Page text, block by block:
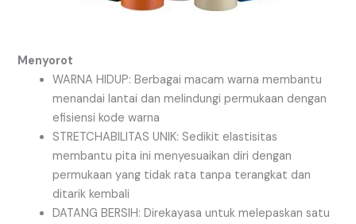
Menyorot
WARNA HIDUP: Berbagai macam warna membantu
menandai lantai dan melindungi permukaan dengan
efisiensi kode warna
STRETCHABILITAS UNIK: Sedikit elastisitas
membantu pita ini menyesuaikan diri dengan
permukaan yang tidak rata tanpa terangkat dan
ditarik kembali
DATANG BERSIH: Direkayasa untuk melepaskan satu